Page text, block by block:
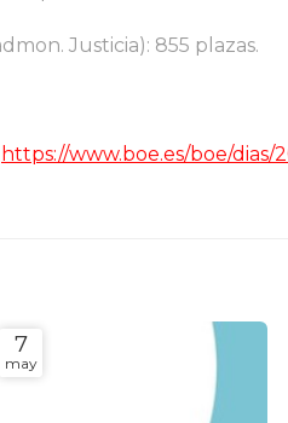
Justicia): 855 plazas.
https://www.boe.es/boe/dias/
7
may